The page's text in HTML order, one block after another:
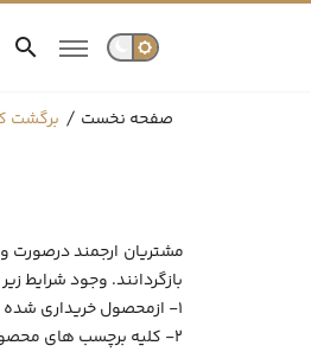
صفحه نخست برگشت
مشتریان ارجمند
بازگردانند. وجود
1- ازمحصول خریداری شده نباید استفاده شده باشد .
2- کلیه برچسب های محصول، جدا نشده و کماکان متصل باشند.